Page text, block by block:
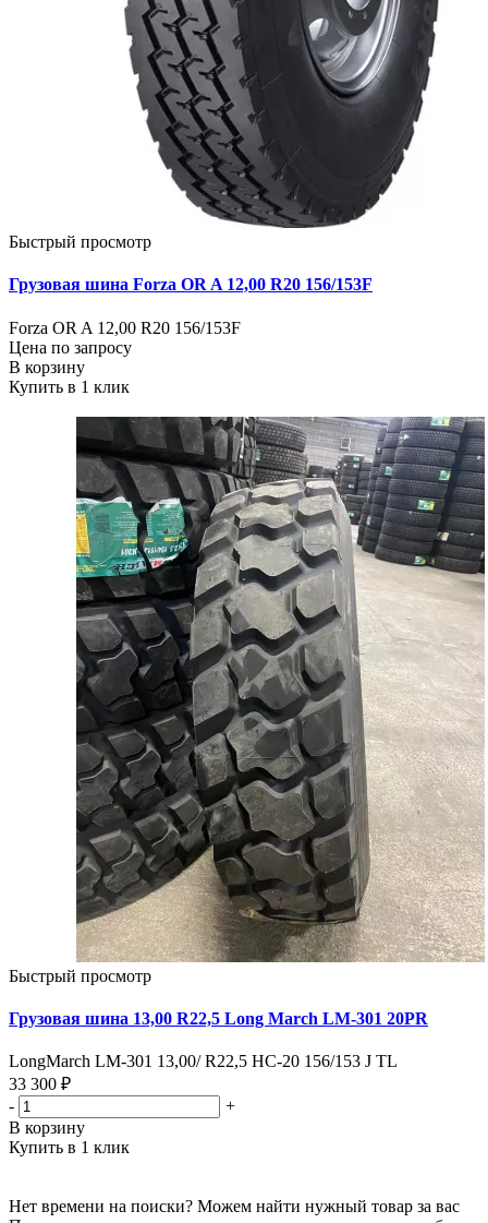
Быстрый просмотр
Грузовая шина Forza OR A 12,00 R20 156/153F
Forza OR A 12,00 R20 156/153F
Цена по запросу
В корзину
Купить в 1 клик
Быстрый просмотр
Грузовая шина 13,00 R22,5 Long March LM-301 20PR
LongMarch LM-301 13,00/ R22,5 НС-20 156/153 J TL
33 300 ₽
-
+
В корзину
Купить в 1 клик
Нет времени на поиски? Можем найти нужный товар за вас